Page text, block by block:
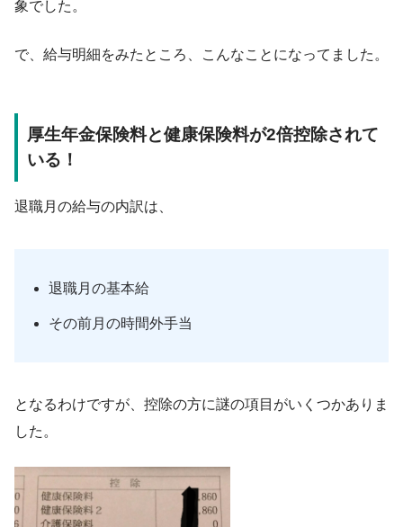
象でした。
で、給与明細をみたところ、こんなことになってました。
厚生年金保険料と健康保険料が2倍控除されて
いる！
退職月の給与の内訳は、
退職月の基本給
その前月の時間外手当
となるわけですが、控除の方に謎の項目がいくつかありま
した。